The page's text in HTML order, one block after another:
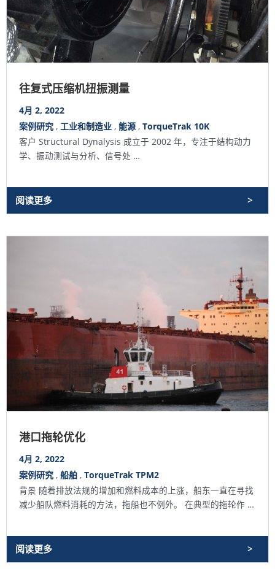
往复式压缩机扭振测量
4月 2, 2022
案例研究 , 工业和制造业 , 能源 , TorqueTrak 10K
客户 Structural Dynalysis 成立于 2002 年，专注于结构动力
学、振动测试与分析、信号处 …
阅读更多
港口拖轮优化
4月 2, 2022
案例研究 , 船舶 , TorqueTrak TPM2
背景 随着排放法规的增加和燃料成本的上涨，船东一直在寻找
减少船队燃料消耗的方法，拖船也不例外。 在典型的拖轮作 …
阅读更多